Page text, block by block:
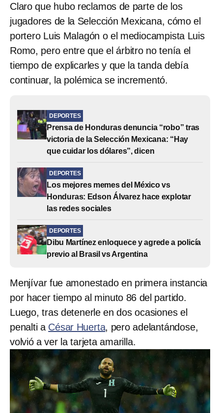
Claro que hubo reclamos de parte de los
jugadores de la Selección Mexicana, cómo el
portero Luis Malagón o el mediocampista Luis
Romo, pero entre que el árbitro no tenía el
tiempo de explicarles y que la tanda debía
continuar, la polémica se incrementó.
DEPORTES
Prensa de Honduras denuncia “robo” tras
victoria de la Selección Mexicana: “Hay
que cuidar los dólares”, dicen
DEPORTES
Los mejores memes del México vs
Honduras: Edson Álvarez hace explotar
las redes sociales
DEPORTES
Dibu Martínez enloquece y agrede a policía
previo al Brasil vs Argentina
Menjívar fue amonestado en primera instancia
por hacer tiempo al minuto 86 del partido.
Luego, tras detenerle en dos ocasiones el
penalti a César Huerta, pero adelantándose,
volvió a ver la tarjeta amarilla.